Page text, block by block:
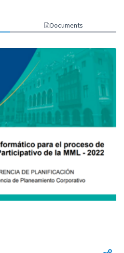
Documents